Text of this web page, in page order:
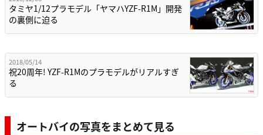
タミヤ1/12プラモデル「ヤマハYZF-R1M」開発
の裏側に迫る
2018/05/14
祝20周年! YZF-R1Mのプラモデルがリアルすぎ
る
オートバイの写真をまとめて見る